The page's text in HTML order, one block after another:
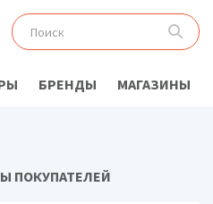
БРЕНДЫ МАГАЗИНЫ
ПОКУПАТЕЛЕЙ